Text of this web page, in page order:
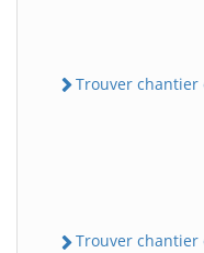
Trouver chantier
Trouver chantier